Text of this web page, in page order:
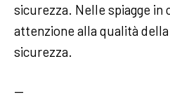
sicurezza. Nelle spiagge in
attenzione alla qualità
sicurezza.
—